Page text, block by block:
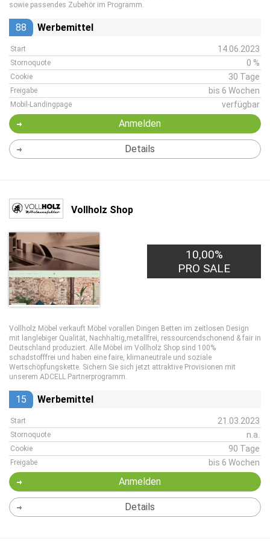
sowie passendes Zubehör im Programm.
88 Werbemittel
Start 14.06.2023
Stornoquote 0 %
Cookie 30 Tage
Freigabe bis 6 Wochen
Mobil-Landingpage verfügbar
Anmelden
Details
Vollholz Shop
10,00%
PRO SALE
Vollholz Möbel verkauft Möbel vorallen Dingen Betten im zeitlosen Design
mit langlebiger Qualität, Nachhaltig,metallfrei, ressourcendschonend & fair in
Deutschland produziert. Alle Möbel im Vollholz Shop sind 100%
schadstofffrei und haben eine faire, klimaneutrale und soziale
Wertschöpfungskette. Sichern Sie sich jetzt attraktive Provisionen mit
unserem ADCELL Partnerprogramm.
15 Werbemittel
Start 21.03.2023
Stornoquote n.a.
Cookie 90 Tage
Freigabe bis 6 Wochen
Anmelden
Details